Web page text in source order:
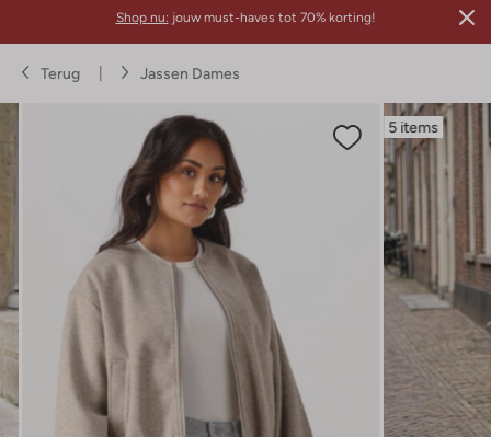
Shop nu: jouw must-haves tot 70% korting!
Terug Jassen Dames
5 items